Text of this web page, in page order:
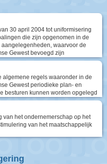
30 april 2004 tot uniformisering
die zijn opgenomen in de
waarvoor de
Gewest bevoegd zijn
algemene regels waaronder in de
Gewest periodieke plan- en
besturen kunnen worden opgelegd
van het ondernemerschap op het
van het maatschappelijk